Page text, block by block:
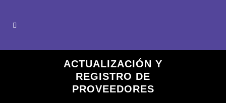
ACTUALIZACIÓN Y
REGISTRO DE
PROVEEDORES